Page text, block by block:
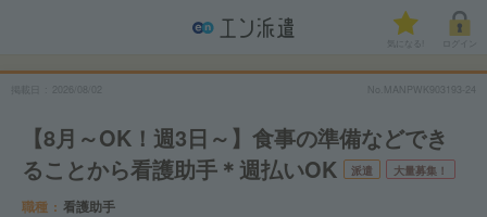
気になる!
No.MANPWK903193-24
【8月～OK！週3日～】食事の準備などでき
ることから看護助手＊週払いOK
派遣 大量募集！
職種
看護助手